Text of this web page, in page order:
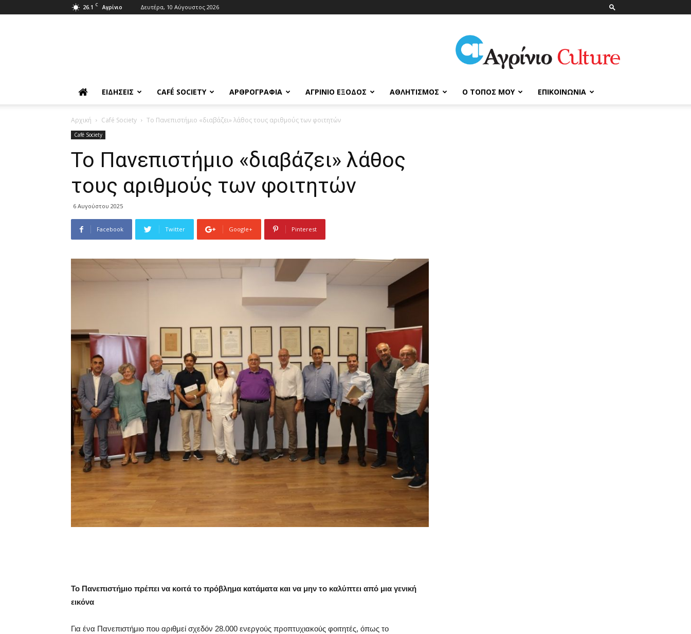
26.1 C Αγρίνιο Δευτέρα, 10 Αύγουστος 2026
ΑγρίνιοCulture
ΕΙΔΉΣΕΙΣ CAFÉ SOCIETY ΑΡΘΡΟΓΡΑΦΊΑ ΑΓΡΊΝΙΟ ΈΞΟΔΟΣ ΑΘΛΗΤΙΣΜΌΣ Ο ΤΌΠΟΣ ΜΟΥ ΕΠΙΚΟΙΝΩΝΊΑ
Αρχική Café Society Το Πανεπιστήμιο «διαβάζει» λάθος τους αριθμούς των φοιτητών
Café Society
Το Πανεπιστήμιο «διαβάζει» λάθος
τους αριθμούς των φοιτητών
6 Αυγούστου 2025
Facebook Twitter Google+ Pinterest
Το Πανεπιστήμιο πρέπει να κοιτά το πρόβλημα κατάματα και να μην το καλύπτει από μια γενική
εικόνα
Για ένα Πανεπιστήμιο που αριθμεί σχεδόν 28.000 ενεργούς προπτυχιακούς φοιτητές, όπως το